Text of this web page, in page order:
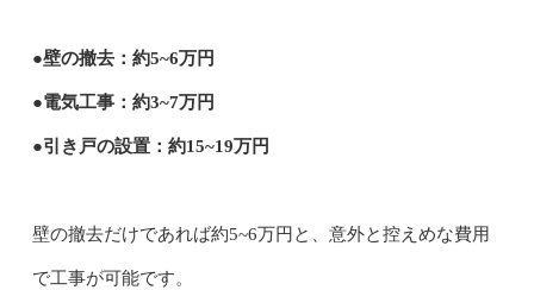
●壁の撤去：約5~6万円
●電気工事：約3~7万円
●引き戸の設置：約15~19万円
壁の撤去だけであれば約5~6万円と、意外と控えめな費用
で工事が可能です。